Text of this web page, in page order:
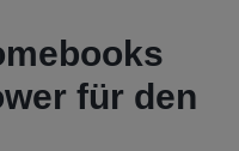
für den